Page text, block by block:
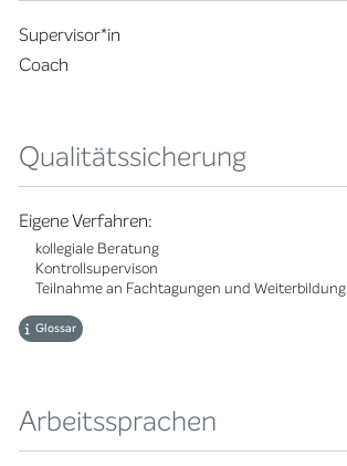
Supervisor*in
Coach
Qualitätssicherung
Eigene Verfahren:
kollegiale Beratung
Kontrollsupervison
Teilnahme an Fachtagungen und Weiterbildung
Glossar
Arbeitssprachen